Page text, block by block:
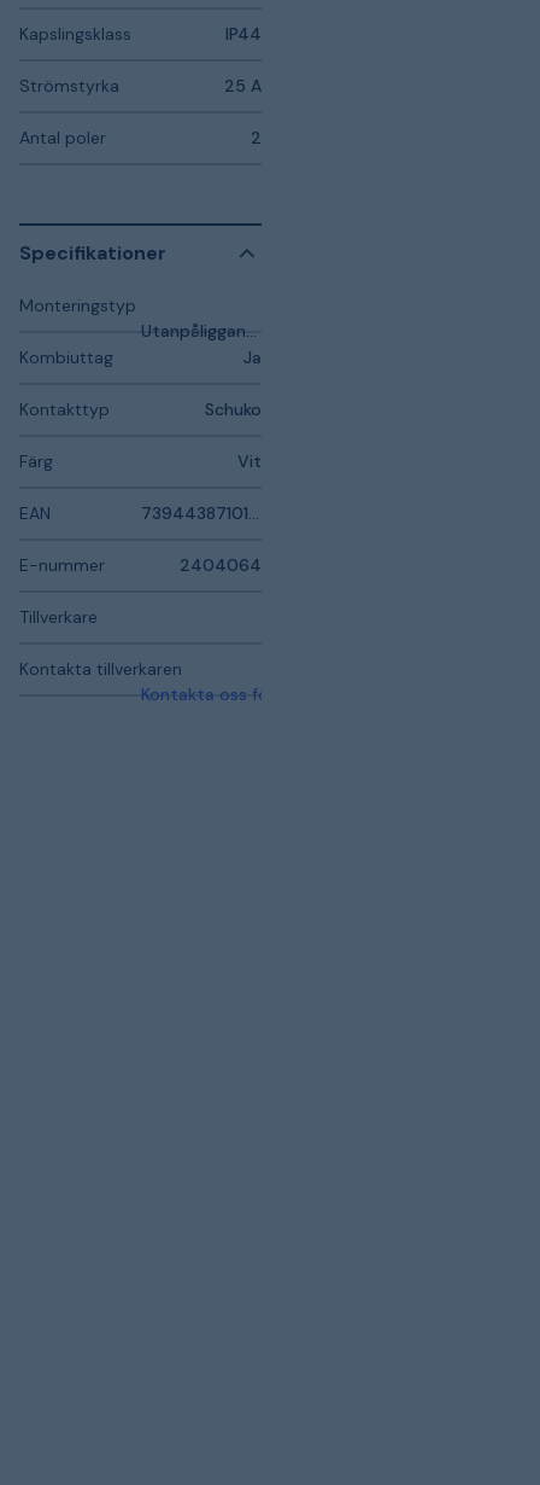
Kapslingsklass IP44
Strömstyrka 25 A
Antal poler 2
Specifikationer
Monteringstyp
Kombiuttag
Ja
Kontakttyp Schuko
Färg Vit
EAN
E-nummer 2404064
Tillverkare
Kontakta tillverkaren
Kontakta oss för mer information